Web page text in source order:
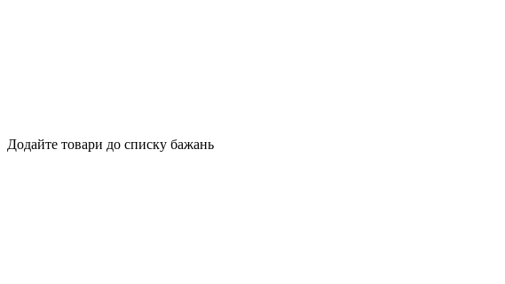
Додайте товари до списку бажань